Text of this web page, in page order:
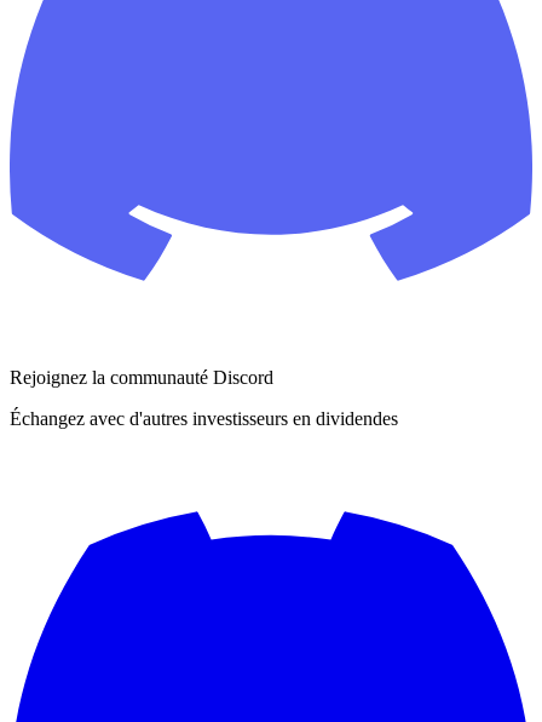
Rejoignez la communauté Discord
Échangez avec d'autres investisseurs en dividendes